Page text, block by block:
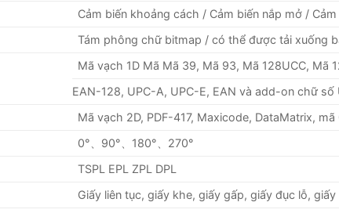
Cảm biến khoảng cách / Cảm biến nắp mở /
Tám phông chữ bitmap / có thể được tải xuống
Mã vạch 1D Mã Mã 39, Mã 93, Mã 128UCC, Mã
EAN-128, UPC-A, UPC-E, EAN và add-on chữ số
Mã vạch 2D, PDF-417, Maxicode, DataMatrix, mã
0°、90°、180°、270°
TSPL EPL ZPL DPL
Giấy liên tục, giấy khe, giấy gấp, giấy đục lỗ, giấy